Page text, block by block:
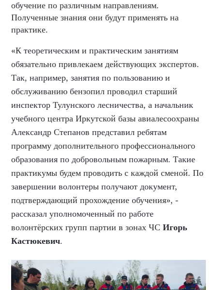
обучение по различным направлениям.
Полученные знания они будут применять на
практике.
«К теоретическим и практическим занятиям
обязательно привлекаем действующих экспертов.
Так, например, занятия по пользованию и
обслуживанию бензопил проводил старший
инспектор Тулунского лесничества, а начальник
учебного центра Иркутской базы авиалесоохраны
Александр Степанов представил ребятам
программу дополнительного профессионального
образования по добровольным пожарным. Такие
практикумы будем проводить с каждой сменой. По
завершении волонтеры получают документ,
подтверждающий прохождение обучения», -
рассказал уполномоченный по работе
волонтёрских групп партии в зонах ЧС Игорь
Кастюкевич.